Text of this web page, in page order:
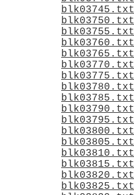
blk03745.txt
blk03750.txt
blk03755.txt
blk03760.txt
blk03765.txt
blk03770.txt
blk03775.txt
blk03780.txt
blk03785.txt
blk03790.txt
blk03795.txt
blk03800.txt
blk03805.txt
blk03810.txt
blk03815.txt
blk03820.txt
blk03825.txt